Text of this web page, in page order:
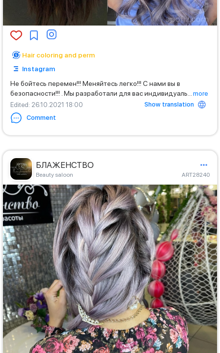
Hair coloring and perm
Instagram
Не бойтесь перемен!!! Меняйтесь легко!!! С нами вы в
безопасности!!! . Мы разработали для вас индивидуаль
more
Edited: 26.10.2021 18:00
Show translation
Comment
БЛАЖЕНСТВО
Beauty saloon ART28240